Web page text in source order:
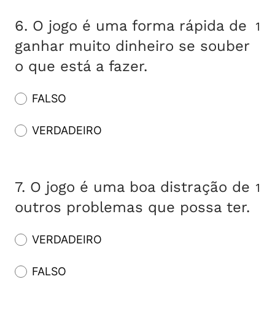
6. O jogo é uma forma rápida de
ganhar muito dinheiro se souber
o que está a fazer.
1
FALSO
VERDADEIRO
7. O jogo é uma boa distração de
outros problemas que possa ter.
1
VERDADEIRO
FALSO